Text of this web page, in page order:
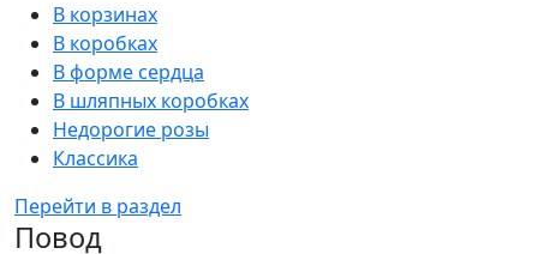
В корзинах
В коробках
В форме сердца
В шляпных коробках
Недорогие розы
Классика
Перейти в раздел
Повод